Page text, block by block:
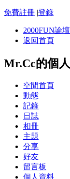
免費註冊 |登錄
2000FUN論壇
返回首頁
Mr.Cc的個
空間首頁
動態
記錄
日誌
相冊
主題
分享
好友
留言板
個人資料